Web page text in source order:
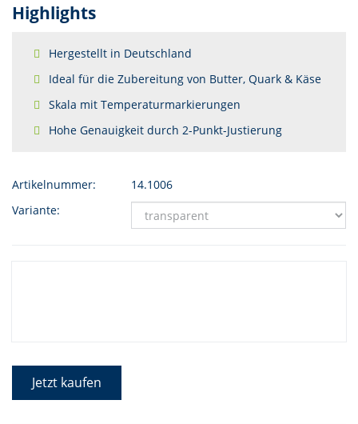
Highlights
Hergestellt in Deutschland
Ideal für die Zubereitung von Butter, Quark & Käse
Skala mit Temperaturmarkierungen
Hohe Genauigkeit durch 2-Punkt-Justierung
Artikelnummer:
14.1006
Variante:
Jetzt kaufen